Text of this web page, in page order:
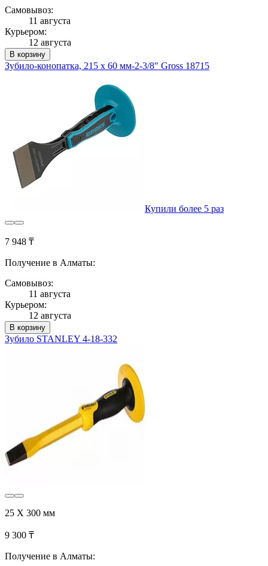
Самовывоз:
11 августа
Курьером:
12 августа
В корзину
Зубило-конопатка, 215 х 60 мм-2-3/8" Gross 18715
Купили более 5 раз
7 948 ₸
Получение в Алматы:
Самовывоз:
11 августа
Курьером:
12 августа
В корзину
Зубило STANLEY 4-18-332
25 Х 300 мм
9 300 ₸
Получение в Алматы: